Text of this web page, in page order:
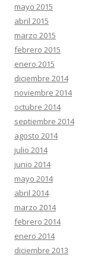
mayo 2015
abril 2015
marzo 2015
febrero 2015
enero 2015
diciembre 2014
noviembre 2014
octubre 2014
septiembre 2014
agosto 2014
julio 2014
junio 2014
mayo 2014
abril 2014
marzo 2014
febrero 2014
enero 2014
diciembre 2013